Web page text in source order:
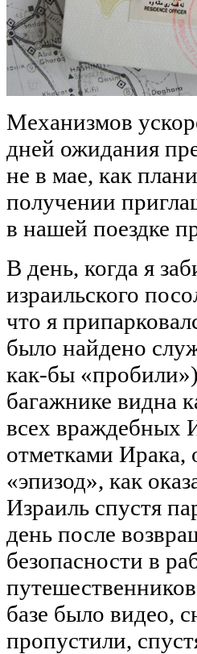
Механизмов
дней ожидания
не в мае, как
получении
в нашей поездке
В день, когда я
израильского
что я
было найдено
как-бы
багажнике видна
всех враждебных
отметками Ирака,
«эпизод», как
Израиль спустя
день после
безопасности в
базе было видео,
пропустили,